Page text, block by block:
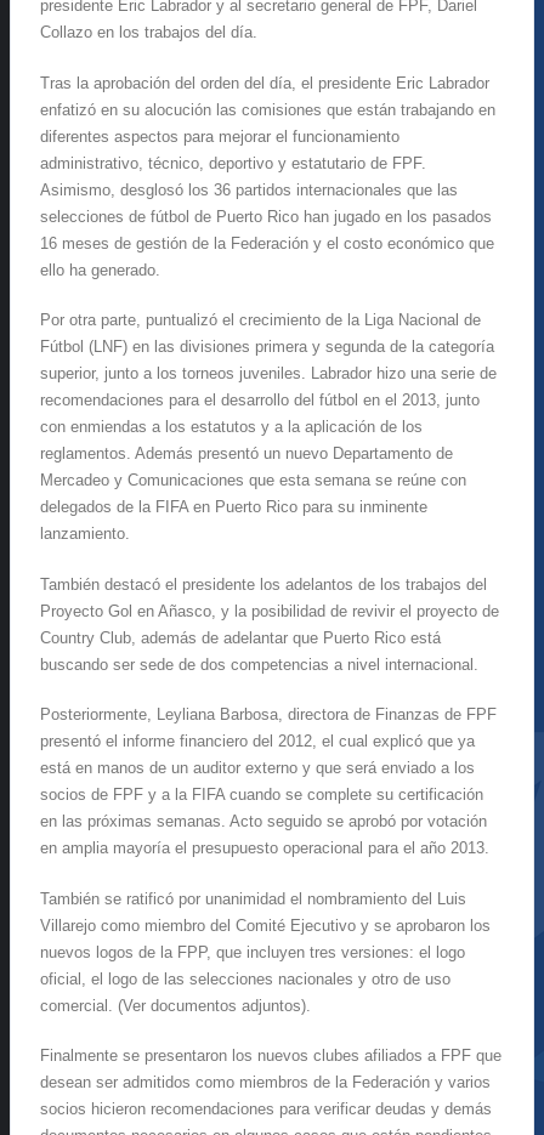
presidente Eric Labrador y al secretario general de FPF, Dariel
Collazo en los trabajos del día.
Tras la aprobación del orden del día, el presidente Eric Labrador
enfatizó en su alocución las comisiones que están trabajando en
diferentes aspectos para mejorar el funcionamiento
administrativo, técnico, deportivo y estatutario de FPF.
Asimismo, desglosó los 36 partidos internacionales que las
selecciones de fútbol de Puerto Rico han jugado en los pasados
16 meses de gestión de la Federación y el costo económico que
ello ha generado.
Por otra parte, puntualizó el crecimiento de la Liga Nacional de
Fútbol (LNF) en las divisiones primera y segunda de la categoría
superior, junto a los torneos juveniles. Labrador hizo una serie de
recomendaciones para el desarrollo del fútbol en el 2013, junto
con enmiendas a los estatutos y a la aplicación de los
reglamentos. Además presentó un nuevo Departamento de
Mercadeo y Comunicaciones que esta semana se reúne con
delegados de la FIFA en Puerto Rico para su inminente
lanzamiento.
También destacó el presidente los adelantos de los trabajos del
Proyecto Gol en Añasco, y la posibilidad de revivir el proyecto de
Country Club, además de adelantar que Puerto Rico está
buscando ser sede de dos competencias a nivel internacional.
Posteriormente, Leyliana Barbosa, directora de Finanzas de FPF
presentó el informe financiero del 2012, el cual explicó que ya
está en manos de un auditor externo y que será enviado a los
socios de FPF y a la FIFA cuando se complete su certificación
en las próximas semanas. Acto seguido se aprobó por votación
en amplia mayoría el presupuesto operacional para el año 2013.
También se ratificó por unanimidad el nombramiento del Luis
Villarejo como miembro del Comité Ejecutivo y se aprobaron los
nuevos logos de la FPP, que incluyen tres versiones: el logo
oficial, el logo de las selecciones nacionales y otro de uso
comercial. (Ver documentos adjuntos).
Finalmente se presentaron los nuevos clubes afiliados a FPF que
desean ser admitidos como miembros de la Federación y varios
socios hicieron recomendaciones para verificar deudas y demás